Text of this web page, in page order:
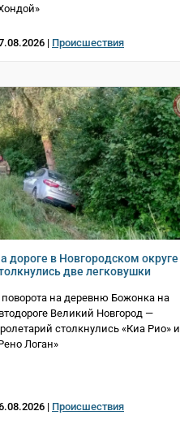
| Происшествия
дороге в Новгородском округе
две легковушки
на деревню Божонка на
Великий Новгород —
столкнулись «Киа Рио» и
Логан»
| Происшествия